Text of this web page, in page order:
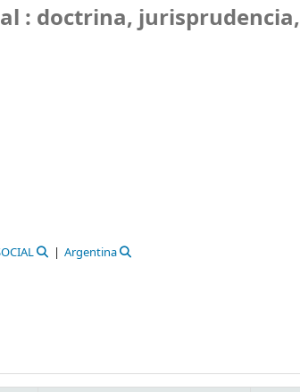
: doctrina, jurisprudencia,
Argentina